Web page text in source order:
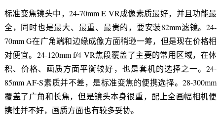
标准变焦镜头中，24-70mm E VR成像素质最好，并且功能最
全，同时也是最大、最重、最贵的，要安装82mm滤镜。24-
70mm G在广角端和边缘成像方面稍逊一筹，但是现在价格相
对便宜。24-120mm f/4 VR焦段覆盖了主要的常用区域，在体
积、价格、画质方面平衡较好，也是套机的选择之一。24-
85mm AF-S素质并不差，是标准变焦的便携选择。28-300mm
覆盖了广角和长焦，但是镜头本身很重，配上全画幅相机便
携性并不好，画质方面也有较多妥协。